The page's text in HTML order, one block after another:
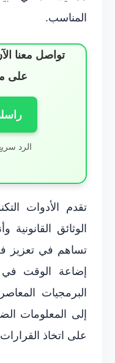
المناسب.
تواصل معنا
على
الرد
تقدم الأدوات
الوثائق القانونية
تساهم في تعزيز
إضاعة الوقت في
البرمجيات
إلى المعلومات
على اتخاذ